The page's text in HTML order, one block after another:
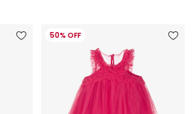
50% OFF